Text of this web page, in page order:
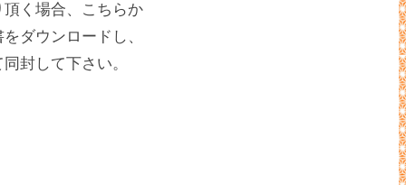
頂く場合、こちらか
ダウンロードし、
封して下さい。